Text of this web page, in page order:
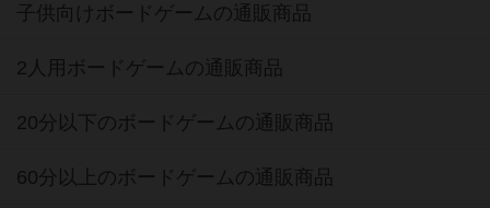
子供向けボードゲームの通販商品
2人用ボードゲームの通販商品
20分以下のボードゲームの通販商品
60分以上のボードゲームの通販商品